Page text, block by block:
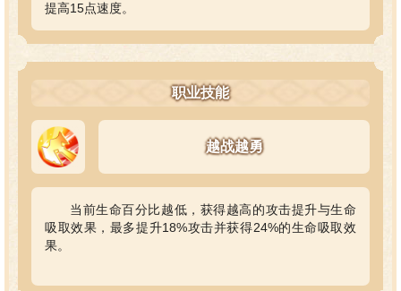
提高15点速度。
职业技能
越战越勇
当前生命百分比越低，获得越高的攻击提升与生命
吸取效果，最多提升18%攻击并获得24%的生命吸取效
果。